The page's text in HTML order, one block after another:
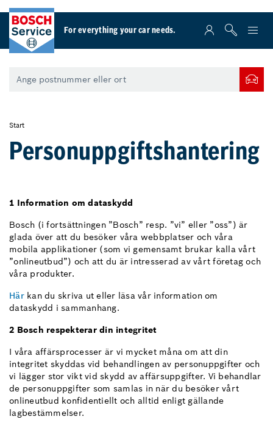
For everything your car needs.
Start
Personuppgiftshantering
1 Information om dataskydd
Bosch (i fortsättningen ”Bosch” resp. ”vi” eller ”oss”) är
glada över att du besöker våra webbplatser och våra
mobila applikationer (som vi gemensamt brukar kalla vårt
”onlineutbud”) och att du är intresserad av vårt företag och
våra produkter.
Härkan du skriva ut eller läsa vår information om
dataskydd i sammanhang.
2 Bosch respekterar din integritet
I våra affärsprocesser är vi mycket måna om att din
integritet skyddas vid behandlingen av personuppgifter och
vi lägger stor vikt vid skydd av affärsuppgifter. Vi behandlar
de personuppgifter som samlas in när du besöker vårt
onlineutbud konfidentiellt och alltid enligt gällande
lagbestämmelser.